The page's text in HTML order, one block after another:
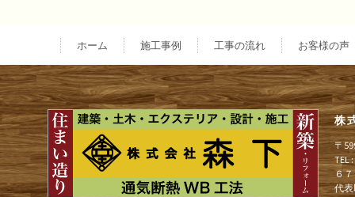
ー
シ
ョ
ン
ホーム 施工事例 工事の流れ お客様の声
株
〒
TEL
６
代